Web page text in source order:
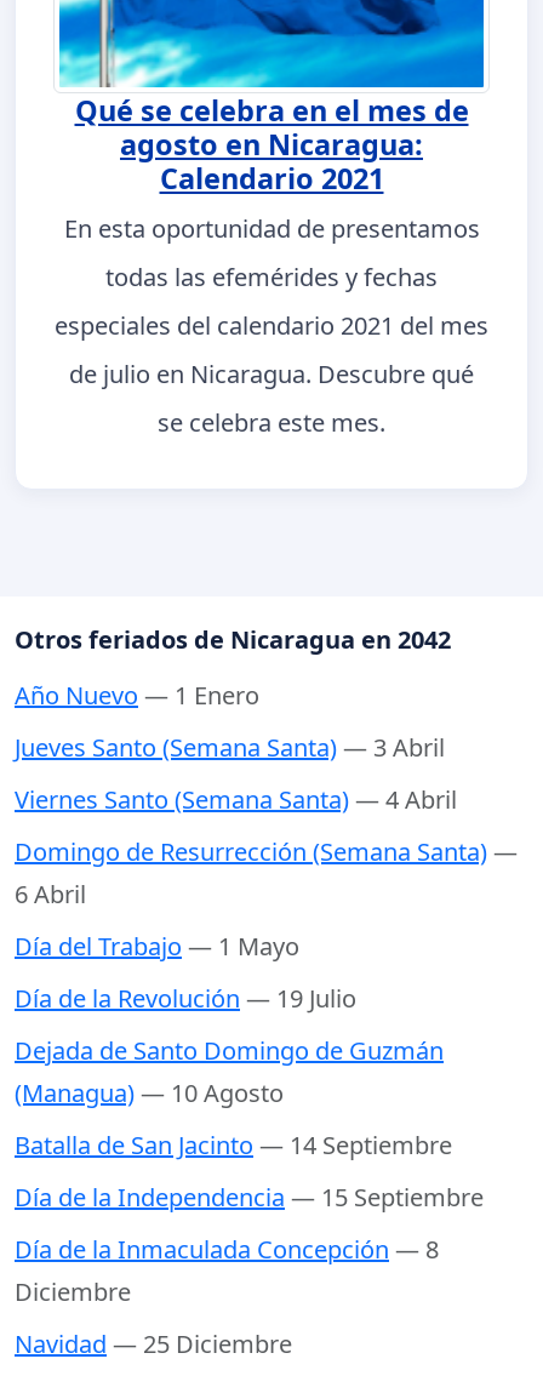
Qué se celebra en el mes de
agosto en Nicaragua:
Calendario 2021
En esta oportunidad de presentamos
todas las efemérides y fechas
especiales del calendario 2021 del mes
de julio en Nicaragua. Descubre qué
se celebra este mes.
Otros feriados de Nicaragua en 2042
Año Nuevo — 1 Enero
Jueves Santo (Semana Santa)— 3 Abril
Viernes Santo (Semana Santa)— 4 Abril
Domingo de Resurrección (Semana Santa)—
6 Abril
Día del Trabajo — 1 Mayo
Día de la Revolución — 19 Julio
Dejada de Santo Domingo de Guzmán
(Managua)— 10 Agosto
Batalla de San Jacinto — 14 Septiembre
Día de la Independencia — 15 Septiembre
Día de la Inmaculada Concepción — 8
Diciembre
Navidad — 25 Diciembre